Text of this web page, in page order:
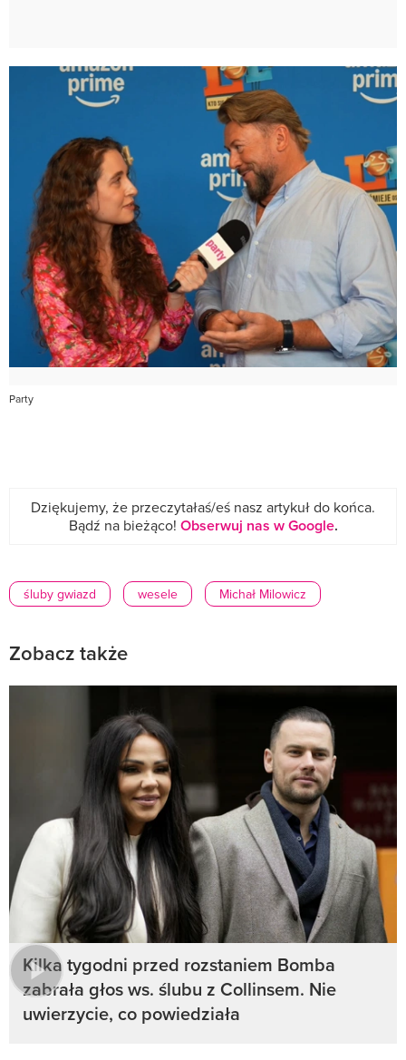
Party
Dziękujemy, że przeczytałaś/eś nasz artykuł do końca.
Bądź na bieżąco! Obserwuj nas w Google.
śluby gwiazd wesele Michał Milowicz
Zobacz także
Kilka tygodni przed rozstaniem Bomba
zabrała głos ws. ślubu z Collinsem. Nie
uwierzycie, co powiedziała